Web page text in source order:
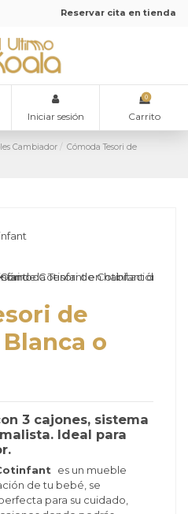
Reservar cita en tienda
Iniciar sesión
0
Carrito
Cambiador
Cómoda Tesori de
de
o
3 cajones, sistema
Ideal para
es un mueble
de tu bebé, se
para su cuidado,